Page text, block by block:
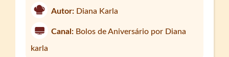
Autor: Diana Karla
Canal: Bolos de Aniversário por Diana
karla